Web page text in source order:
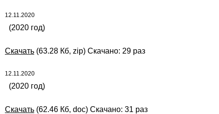
12.11.2020
(2020 год)
Скачать (63.28 Кб, zip) Скачано: 29 раз
12.11.2020
(2020 год)
Скачать (62.46 Кб, doc) Скачано: 31 раз